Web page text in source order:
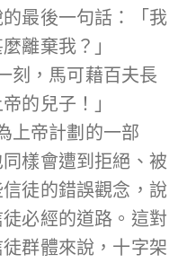
最後一句話：「我
離棄我？」
刻，馬可藉百夫長
的兒子！」
上帝計劃的一部
樣會遭到拒絕、被
徒的錯誤觀念，說
必經的道路。這對
群體來說，十字架